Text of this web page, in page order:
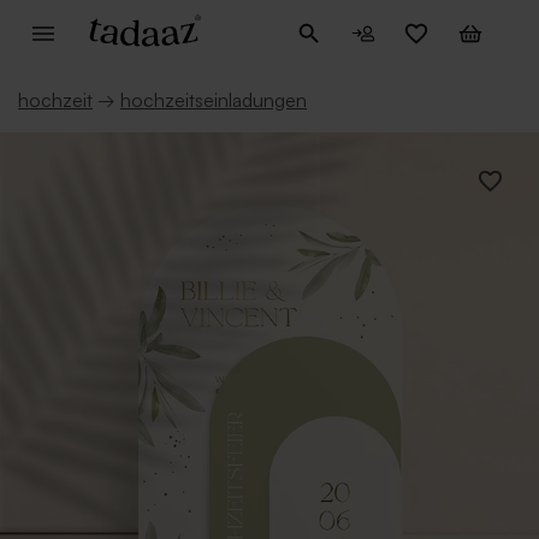
hochzeit → hochzeitseinladungen